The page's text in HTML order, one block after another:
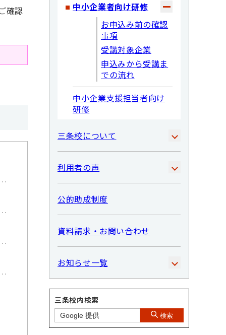
確認
中小企業者向け研修
お申込み前の確認
事項
受講対象企業
申込みから受講ま
での流れ
中小企業支援担当者向け
研修
三条校について
利用者の声
公的助成制度
資料請求・お問い合わせ
お知らせ一覧
三条校内検索
検索